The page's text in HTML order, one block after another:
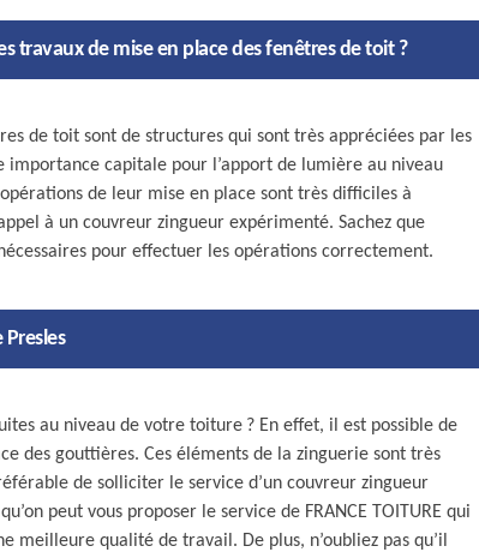
travaux de mise en place des fenêtres de toit ?
de toit sont de structures qui sont très appréciées par les
importance capitale pour l’apport de lumière au niveau
de leur mise en place sont très difficiles à
à un couvreur zingueur expérimenté. Sachez que
pour effectuer les opérations correctement.
au niveau de votre toiture ? En effet, il est possible de
des gouttières. Ces éléments de la zinguerie sont très
de solliciter le service d’un couvreur zingueur
peut vous proposer le service de FRANCE TOITURE qui
meilleure qualité de travail. De plus, n’oubliez pas qu’il